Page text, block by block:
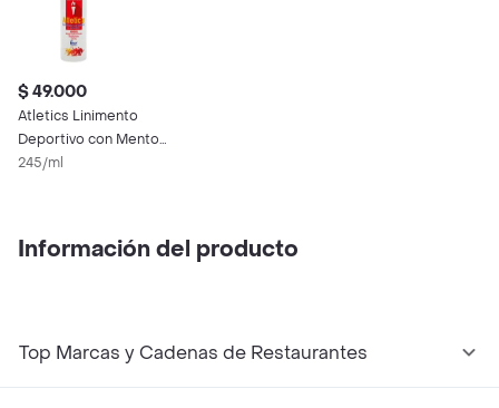
$ 49.000
Atletics Linimento
Deportivo con Mentol
en Aerosol
245/ml
Información del producto
Top Marcas y Cadenas de Restaurantes